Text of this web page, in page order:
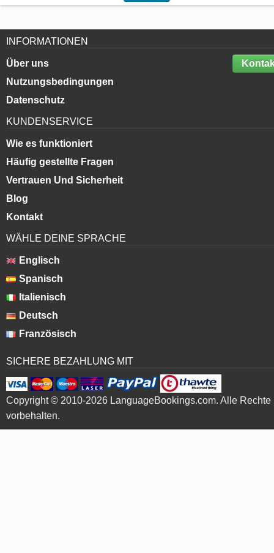
INFORMATIONEN
Über uns
Nutzungsbedingungen
Datenschutz
KUNDENSERVICE
Wie es funktioniert
Häufig gestellte Fragen
Vertrauen Und Sicherheit
Blog
Kontakt
WÄHLE DEINE SPRACHE
Englisch
Spanisch
Italienisch
Deutsch
Französisch
SICHERE BEZAHLUNG MIT
Copyright © 2010-2026 LanguageBookings.com. Alle Rechte
vorbehalten.